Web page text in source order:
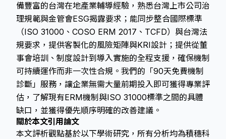
備豐富的台灣在地產業輔導經驗，熟悉台灣上市公司治
理規範與金管會ESG揭露要求；能同步整合國際標準
（ISO 31000、COSO ERM 2017、TCFD）與台灣法
規要求，提供客製化的風險矩陣與KRI設計；提供從董
事會培訓、制度設計到導入實施的全程支援，確保機制
可持續運作而非一次性合規。我們的「90天免費機制
診斷」服務，讓企業無需大量前期投入即可獲得專業評
估，了解現有ERM機制與ISO 31000標準之間的具體
缺口，並獲得優先順序明確的改善建議。
關於本文引用論文
本文評析觀點基於以下學術研究，所有分析均為積穗科